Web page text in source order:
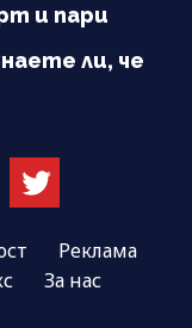
и пари
ли, че
Реклама
За нас